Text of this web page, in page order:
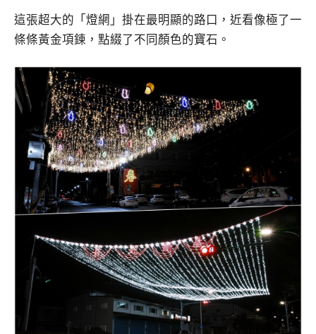
這張超大的「燈網」掛在最明顯的路口，近看像極了一
條條黃金項鍊，點綴了不同顏色的寶石。